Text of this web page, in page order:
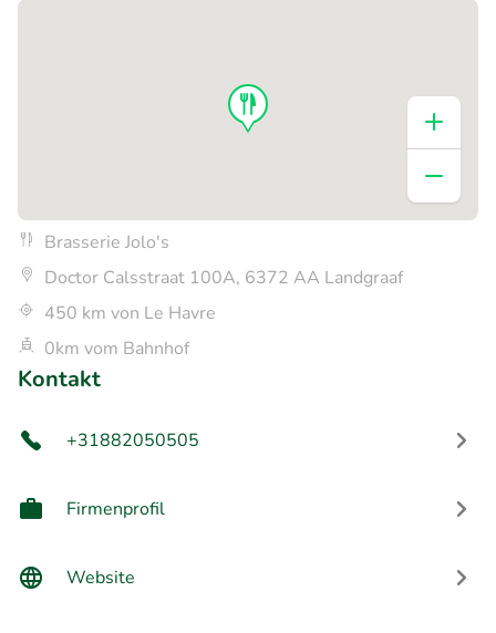
Brasserie Jolo's
Doctor Calsstraat 100A, 6372 AA Landgraaf
450 km von Le Havre
0km vom Bahnhof
Kontakt
+31882050505
Firmenprofil
Website